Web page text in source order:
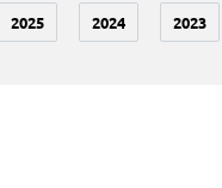
2025 2024 2023